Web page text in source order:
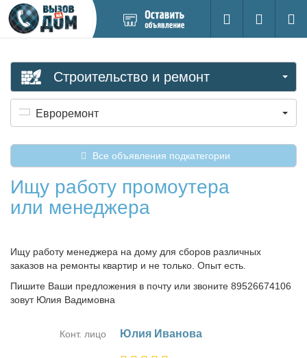
новое
Поиск
Вход на
Строительство и ремонт
Евроремонт
Все объявления подкатегории
Ищу работу промоутера
или менеджера
Ищу работу менеджера на дому для сборов различных
заказов на ремонты квартир и не только. Опыт есть.
Пишите Ваши предложения в почту или звоните 89526674106
зовут Юлия Вадимовна
Конт. лицо Юлия Ива­но­ва